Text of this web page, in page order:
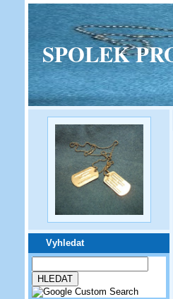
SPOLEK
Vyhledat